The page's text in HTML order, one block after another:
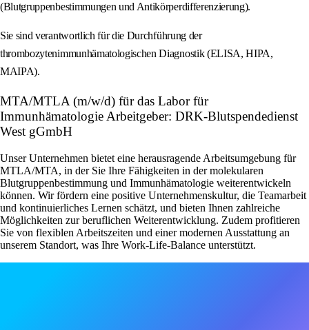
(Blutgruppenbestimmungen und Antikörperdifferenzierung).
Sie sind verantwortlich für die Durchführung der
thrombozytenimmunhämatologischen Diagnostik (ELISA, HIPA,
MAIPA).
MTA/MTLA (m/w/d) für das Labor für
Immunhämatologie Arbeitgeber: DRK-Blutspendedienst
West gGmbH
Unser Unternehmen bietet eine herausragende Arbeitsumgebung für
MTLA/MTA, in der Sie Ihre Fähigkeiten in der molekularen
Blutgruppenbestimmung und Immunhämatologie weiterentwickeln
können. Wir fördern eine positive Unternehmenskultur, die Teamarbeit
und kontinuierliches Lernen schätzt, und bieten Ihnen zahlreiche
Möglichkeiten zur beruflichen Weiterentwicklung. Zudem profitieren
Sie von flexiblen Arbeitszeiten und einer modernen Ausstattung an
unserem Standort, was Ihre Work-Life-Balance unterstützt.